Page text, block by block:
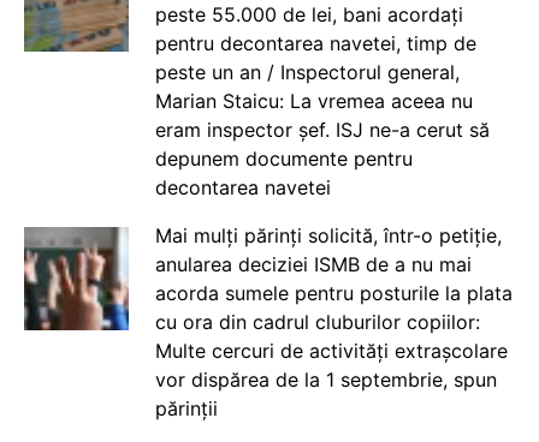
peste 55.000 de lei, bani acordați
pentru decontarea navetei, timp de
peste un an / Inspectorul general,
Marian Staicu: La vremea aceea nu
eram inspector șef. ISJ ne-a cerut să
depunem documente pentru
decontarea navetei
Mai mulți părinți solicită, într-o petiție,
anularea deciziei ISMB de a nu mai
acorda sumele pentru posturile la plata
cu ora din cadrul cluburilor copiilor:
Multe cercuri de activități extrașcolare
vor dispărea de la 1 septembrie, spun
părinții